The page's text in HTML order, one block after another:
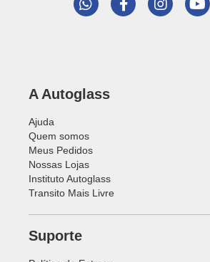
A Autoglass
Ajuda
Quem somos
Meus Pedidos
Nossas Lojas
Instituto Autoglass
Transito Mais Livre
Suporte